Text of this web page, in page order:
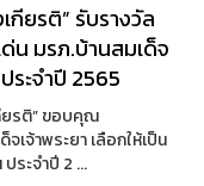
กียรติ” รับรางวัล
น มรภ.บ้านสมเด็จ
ระจำปี 2565
ยรติ” ขอบคุณ
เจ้าพระยา เลือกให้เป็น
ระจำปี 2 ...